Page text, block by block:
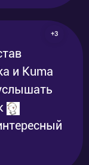
+3
и Kuma